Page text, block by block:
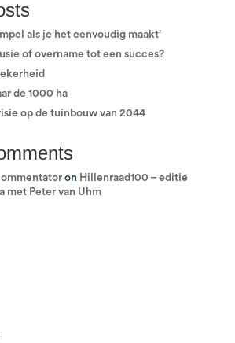
als je het eenvoudig maakt’
of overname tot een succes?
de 1000 ha
op de tuinbouw van 2044
on Hillenraad100 – editie
met Peter van Uhm